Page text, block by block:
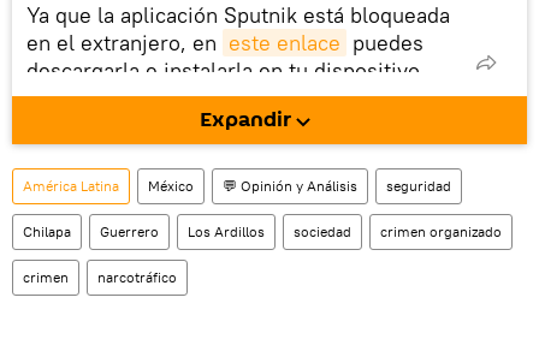
Ya que la aplicación Sputnik está bloqueada
en el extranjero, en este enlace puedes
descargarla e instalarla en tu dispositivo
móvil (¡solo para Android!).
También tenemos una cuenta en la red
social rusa VK .
Expandir
América Latina México 💬 Opinión y Análisis seguridad
Chilapa Guerrero Los Ardillos sociedad crimen organizado
crimen narcotráfico